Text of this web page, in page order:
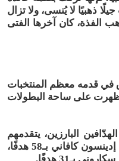
ذهبيًا لا يُنسى، ولا تزال
الفذة، كان آخرها الفتى
في قدمه معظم المنتخبات
ظهرت على ساحة البطولات
البارزين، يتقدمهم
لويس سواريز برصيد 68 هدفًا، يليه إدينسون كافاني بـ58 هدفًا،